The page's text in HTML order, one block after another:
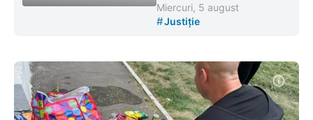
Miercuri, 5 august
#Justiție